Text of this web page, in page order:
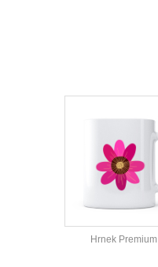
Hrnek Premium